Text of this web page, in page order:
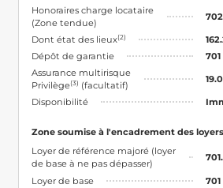
Honoraires charge locataire
(Zone tendue)
Dont état des lieux(2)
Dépôt de garantie
Assurance multirisque
Privilège(3) (facultatif)
Disponibilité
Zone soumise à l'encadrement des loyers
Loyer de référence majoré (loyer
de base à ne pas dépasser)
Loyer de base